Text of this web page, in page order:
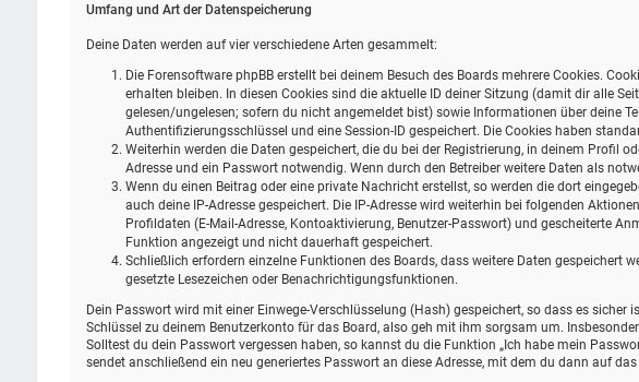
Umfang und Art der Datenspeicherung
Deine Daten werden auf vier verschiedene Arten gesammelt:
Die Forensoftware phpBB erstellt bei deinem Besuch des Boards mehrere Cookies.
erhalten bleiben. In diesen Cookies sind die aktuelle ID deiner Sitzung (damit dir alle
gelesen/ungelesen; sofern du nicht angemeldet bist) sowie Informationen über deine
Authentifizierungsschlüssel und eine Session-ID gespeichert. Die Cookies haben
Weiterhin werden die Daten gespeichert, die du bei der Registrierung, in deinem Profil
Adresse und ein Passwort notwendig. Wenn durch den Betreiber weitere Daten als
Wenn du einen Beitrag oder eine private Nachricht erstellst, so werden die dort
auch deine IP-Adresse gespeichert. Die IP-Adresse wird weiterhin bei folgenden
Profildaten (E-Mail-Adresse, Kontoaktivierung, Benutzer-Passwort) und gescheiterte
Funktion angezeigt und nicht dauerhaft gespeichert.
Schließlich erfordern einzelne Funktionen des Boards, dass weitere Daten gespeichert
gesetzte Lesezeichen oder Benachrichtigungsfunktionen.
Dein Passwort wird mit einer Einwege-Verschlüsselung (Hash) gespeichert, so dass es
Schlüssel zu deinem Benutzerkonto für das Board, also geh mit ihm sorgsam um.
Solltest du dein Passwort vergessen haben, so kannst du die Funktion „Ich habe mein
sendet anschließend ein neu generiertes Passwort an diese Adresse, mit dem du dann auf